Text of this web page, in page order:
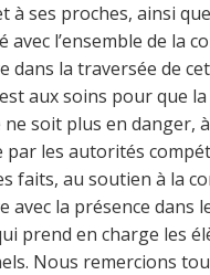
à ses proches, ainsi
avec l’ensemble de la
dans la traversée de
aux soins pour que
soit plus en danger,
par les autorités
faits, au soutien à la
avec la présence dans
prend en charge les
Nous remercions